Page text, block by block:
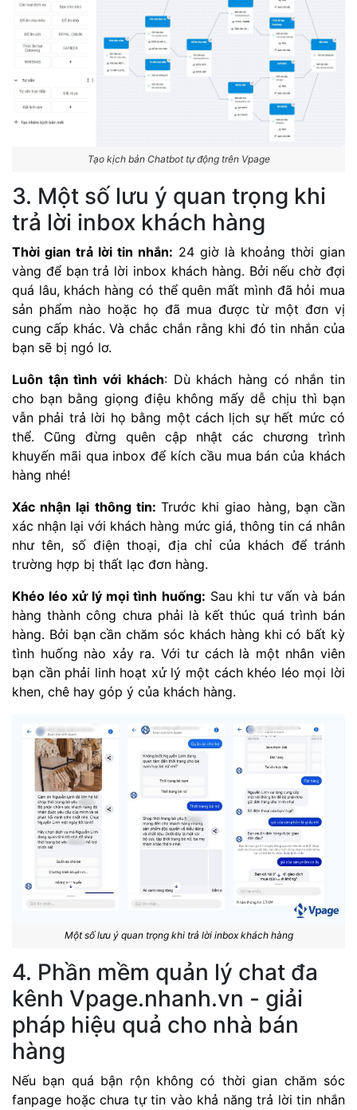
Tạo kịch bản Chatbot tự động trên Vpage
3. Một số lưu ý quan trọng khi
trả lời inbox khách hàng
Thời gian trả lời tin nhắn: 24 giờ là khoảng thời gian
vàng để bạn trả lời inbox khách hàng. Bởi nếu chờ đợi
quá lâu, khách hàng có thể quên mất mình đã hỏi mua
sản phẩm nào hoặc họ đã mua được từ một đơn vị
cung cấp khác. Và chắc chắn rằng khi đó tin nhắn của
bạn sẽ bị ngó lơ.
Luôn tận tình với khách: Dù khách hàng có nhắn tin
cho bạn bằng giọng điệu không mấy dễ chịu thì bạn
vẫn phải trả lời họ bằng một cách lịch sự hết mức có
thể. Cũng đừng quên cập nhật các chương trình
khuyến mãi qua inbox để kích cầu mua bán của khách
hàng nhé!
Xác nhận lại thông tin: Trước khi giao hàng, bạn cần
xác nhận lại với khách hàng mức giá, thông tin cá nhân
như tên, số điện thoại, địa chỉ của khách để tránh
trường hợp bị thất lạc đơn hàng.
Khéo léo xử lý mọi tình huống: Sau khi tư vấn và bán
hàng thành công chưa phải là kết thúc quá trình bán
hàng. Bởi bạn cần chăm sóc khách hàng khi có bất kỳ
tình huống nào xảy ra. Với tư cách là một nhân viên
bạn cần phải linh hoạt xử lý một cách khéo léo mọi lời
khen, chê hay góp ý của khách hàng.
Một số lưu ý quan trọng khi trả lời inbox khách hàng
4. Phần mềm quản lý chat đa
kênh Vpage.nhanh.vn - giải
pháp hiệu quả cho nhà bán
hàng
Nếu bạn quá bận rộn không có thời gian chăm sóc
fanpage hoặc chưa tự tin vào khả năng trả lời tin nhắn